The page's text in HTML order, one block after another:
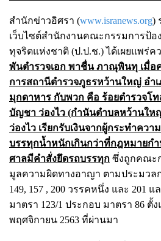
สำนักข่าวอิศรา (www.isranews.org)
เว็บไซต์สำนักงานคณะกรรมการป้อ
ทุจริตแห่งชาติ (ป.ป.ช.) ได้เผยแพร่
พันตำรวจเอก พาชื่น ภาณุพินทุ เมื่อ
การสถานีตำรวจภูธรหว้านใหญ่ อำ
มุกดาหาร กับพวก คือ ร้อยตำรวจโ
บัญชา ว่องไว (กำนันตำบลหว้านให
ว่องไว เรียกรับเงินจากผู้กระทำควา
บรรทุกน้ำหนักเกินกว่าที่กฎหมายกำ
ศาลมีคำสั่งยึดรถบรรทุก ซึ่งถูกคณะ
มูลความผิดทางอาญา ตามประมว
149, 157 , 200 วรรคหนึ่ง และ 201
มาตรา 123/1 ประกอบ มาตรา 86 ตั้
พฤศจิกายน 2563 ที่ผ่านมา